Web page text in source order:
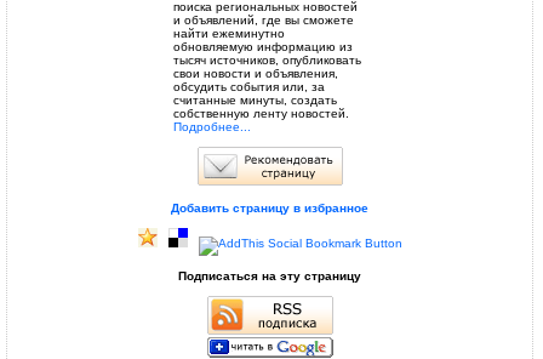
поиска региональных новостей
и объявлений, где вы сможете
найти ежеминутно
обновляемую информацию из
тысяч источников, опубликовать
свои новости и объявления,
обсудить события или, за
считанные минуты, создать
собственную ленту новостей.
Подробнее...
Добавить страницу в избранное
Подписаться на эту страницу